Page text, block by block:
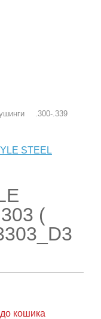
.300-.339
(
кошика